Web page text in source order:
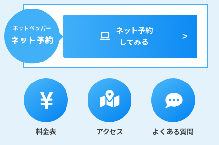
ネット予約
してみる
料金表 アクセス よくある質問